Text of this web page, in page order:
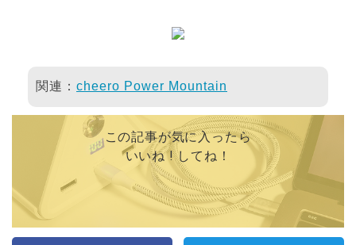
関連： cheero Power Mountain
この記事が気に入ったら
いいね ! してね！